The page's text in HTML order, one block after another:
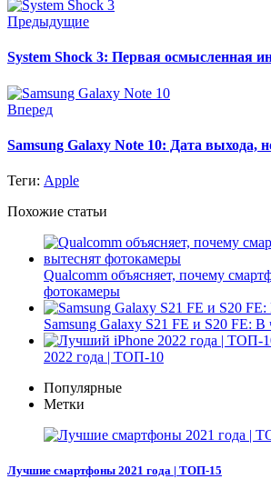
Предыдущие
System Shock 3: Первая осмысленная
Вперед
Samsung Galaxy Note 10: Дата выхода,
Теги: Apple
Похожие статьи
Qualcomm объясняет, почему
фотокамеры
Samsung Galaxy S21 FE и S20 FE: В
2022 года | ТОП-10
Популярные
Метки
Лучшие смартфоны 2021 года | ТОП-15